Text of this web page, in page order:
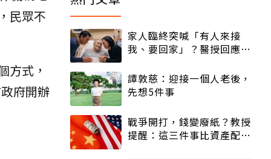
民眾不
方式，
府開辦
家人臨終突喊「有人來接
我、要回家」？醫授回應方
譚敦慈：迎接一個人老後，
先想5件事
戰爭開打，錢變廢紙？教授
提醒：這三件事比資產配置